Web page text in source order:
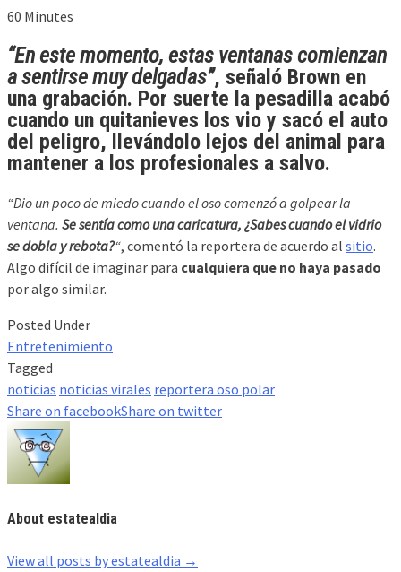
60 Minutes
“En este momento, estas ventanas comienzan
a sentirse muy delgadas”, señaló Brown en
una grabación. Por suerte la pesadilla acabó
cuando un quitanieves los vio y sacó el auto
del peligro, llevándolo lejos del animal para
mantener a los profesionales a salvo.
“Dio un poco de miedo cuando el oso comenzó a golpear la
ventana. Se sentía como una caricatura, ¿Sabes cuando el vidrio
se dobla y rebota?“, comentó la reportera de acuerdo al sitio.
Algo difícil de imaginar para cualquiera que no haya pasado
por algo similar.
Posted Under
Entretenimiento
Tagged
noticias noticias virales reportera oso polar
Share on facebookShare on twitter
About estatealdia
View all posts by estatealdia →